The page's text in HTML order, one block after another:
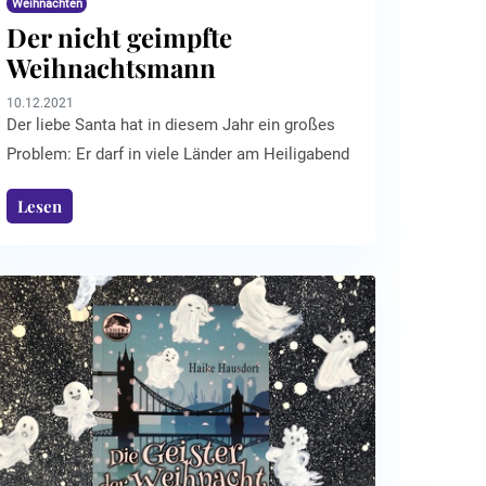
Weihnachten
Der nicht geimpfte
Weihnachts­mann
10.12.2021
Der liebe Santa hat in diesem Jahr ein großes
Problem: Er darf in viele Länder am Heiligabend
am 12. Dezember frisch veröffentlichten
Welt“ (ebook) des jungen Schweizer Autors
Alex Planet bekommt der friedliche
Weihnachtsmann viele sehr sonderbare
Nachrichten von der Erde. Wird es in diesem
zweiten Corona-Jahr überhaupt ein
Weihnachtsfest geben können?
Lesen